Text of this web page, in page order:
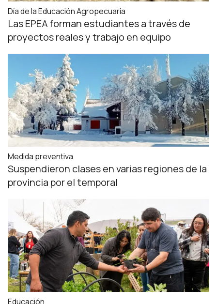
Día de la Educación Agropecuaria
Las EPEA forman estudiantes a través de
proyectos reales y trabajo en equipo
Medida preventiva
Suspendieron clases en varias regiones de la
provincia por el temporal
Educación